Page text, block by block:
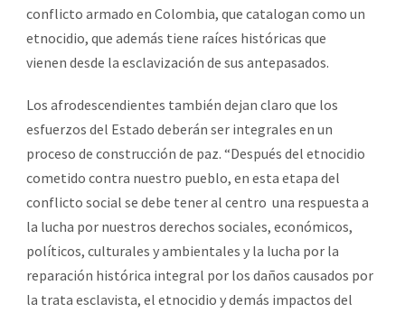
conflicto armado en Colombia, que catalogan como un
etnocidio, que además tiene raíces históricas que
vienen desde la esclavización de sus antepasados.
Los afrodescendientes también dejan claro que los
esfuerzos del Estado deberán ser integrales en un
proceso de construcción de paz. “Después del etnocidio
cometido contra nuestro pueblo, en esta etapa del
conflicto social se debe tener al centro una respuesta a
la lucha por nuestros derechos sociales, económicos,
políticos, culturales y ambientales y la lucha por la
reparación histórica integral por los daños causados por
la trata esclavista, el etnocidio y demás impactos del